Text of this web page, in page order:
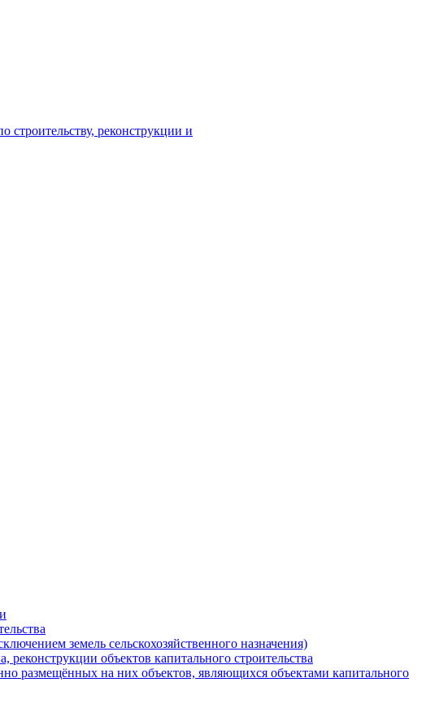
реконструкции и
земель сельскохозяйственного назначения)
объектов капитального строительства
размещённых на них объектов, являющихся объектами капитального